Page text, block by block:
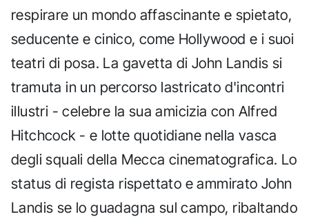
respirare un mondo affascinante e spietato,
seducente e cinico, come Hollywood e i suoi
teatri di posa. La gavetta di John Landis si
tramuta in un percorso lastricato d'incontri
illustri - celebre la sua amicizia con Alfred
Hitchcock - e lotte quotidiane nella vasca
degli squali della Mecca cinematografica. Lo
status di regista rispettato e ammirato John
Landis se lo guadagna sul campo, ribaltando